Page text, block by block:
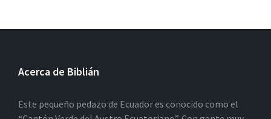
Acerca de Biblián
Este pequeño pedazo de Ecuador es conocido como el